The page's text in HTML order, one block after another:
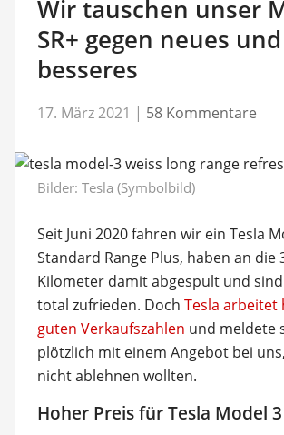
Wir tauschen unser
SR+ gegen neues und
besseres
17. März 2021 | 58 Kommentare
Bilder: Tesla (Symbolbild)
Seit Juni 2020 fahren wir ein Tesla
Standard Range Plus, haben an die
Kilometer damit abgespult und
total zufrieden. Doch Tesla arbeitet
guten Verkaufszahlen und meldete
plötzlich mit einem Angebot bei
nicht ablehnen wollten.
Hoher Preis für Tesla Model 3